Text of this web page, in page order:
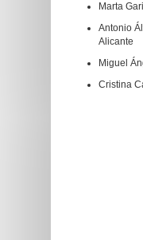
Marta
Antonio
Alicante
Miguel
Cristina